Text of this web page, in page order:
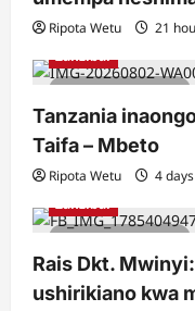
Ripota Wetu 21
2 minutes read
Zanzibar
Tanzania
Taifa – Mbeto
Ripota Wetu 4
2 minutes read
Zanzibar
Rais Dkt.
ushirikiano kwa